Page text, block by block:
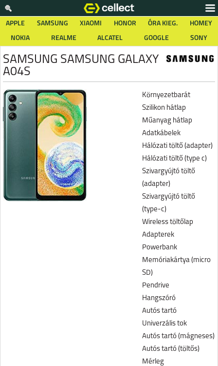
APPLE SAMSUNG XIAOMI HONOR ÓRA KIEG.
HOMEY
NOKIA
REALME ALCATEL GOOGLE SONY
SAMSUNG SAMSUNG GALAXY
A04S
Környezetbarát
Szilikon hátlap
Műanyag hátlap
Adatkábelek
Hálózati töltő (adapter)
Hálózati töltő (type c)
Szivargyújtó töltő
(adapter)
Szivargyújtó töltő
(type-c)
Wireless töltőlap
Adapterek
Powerbank
Memóriakártya (micro
SD)
Pendrive
Hangszóró
Autós tartó
Univerzális tok
Autós tartó (mágneses)
Autós tartó (töltős)
Mérleg